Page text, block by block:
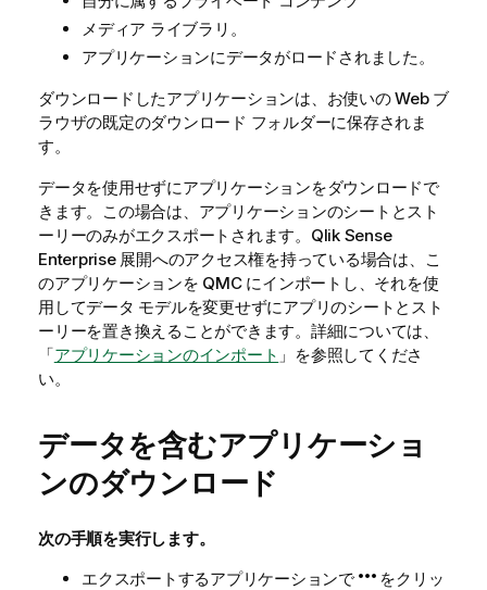
メディア ライブラリ。
アプリケーションにデータがロードされました。
ダウンロードしたアプリケーションは、お使いの Web ブ
ラウザの既定のダウンロード フォルダーに保存されま
す。
データを使用せずにアプリケーションをダウンロードで
きます。この場合は、アプリケーションのシートとスト
ーリーのみがエクスポートされます。 Qlik Sense
Enterprise展開へのアクセス権を持っている場合は、こ
のアプリケーションを QMCにインポートし、それを使
用してデータ モデルを変更せずにアプリのシートとスト
ーリーを置き換えることができます。 詳細については、
「アプリケーションのインポート 」を参照してくださ
い。
データを含むアプリケーショ
ンのダウンロード
次の手順を実行します。
エクスポートするアプリケーションで
をクリッ